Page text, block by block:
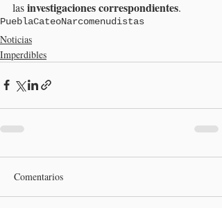
las investigaciones correspondientes.
PueblaCateoNarcomenudistas
Noticias
Imperdibles
Comentarios